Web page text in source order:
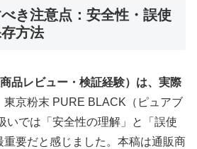
き注意点：安全性・誤使
方法
品レビュー・検証経験）は、実際
東京粉末 PURE BLACK（ピュアブ
いでは「安全性の理解」と「誤使
重要だと感じました。本稿は通販商